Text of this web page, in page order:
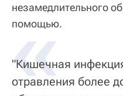
незамедлительного
помощью.
«
"Кишечная
отравления более